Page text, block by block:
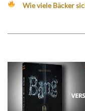
Wie viele Bäcker